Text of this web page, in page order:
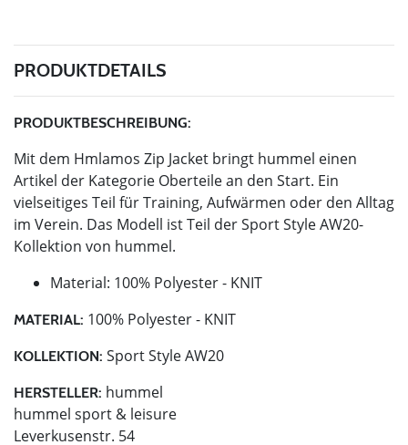
PRODUKTDETAILS
PRODUKTBESCHREIBUNG:
Mit dem Hmlamos Zip Jacket bringt hummel einen
Artikel der Kategorie Oberteile an den Start. Ein
vielseitiges Teil für Training, Aufwärmen oder den Alltag
im Verein. Das Modell ist Teil der Sport Style AW20-
Kollektion von hummel.
Material: 100% Polyester - KNIT
MATERIAL: 100% Polyester - KNIT
KOLLEKTION: Sport Style AW20
HERSTELLER: hummel
hummel sport & leisure
Leverkusenstr. 54